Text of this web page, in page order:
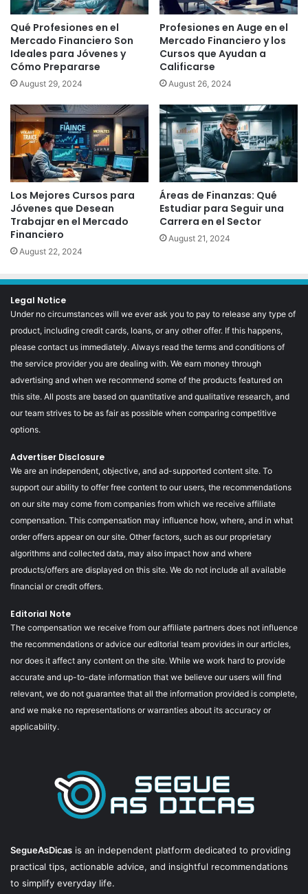
Qué Profesiones en el
Mercado Financiero Son
Ideales para Jóvenes y
Cómo Prepararse
August 29, 2024
Profesiones en Auge en el
Mercado Financiero y los
Cursos que Ayudan a
Calificarse
August 26, 2024
Los Mejores Cursos para
Jóvenes que Desean
Trabajar en el Mercado
Financiero
August 22, 2024
Áreas de Finanzas: Qué
Estudiar para Seguir una
Carrera en el Sector
August 21, 2024
Legal Notice
Under no circumstances will we ever ask you to pay to release any type of
product, including credit cards, loans, or any other offer. If this happens,
please contact us immediately. Always read the terms and conditions of
the service provider you are dealing with. We earn money through
advertising and when we recommend some of the products featured on
this site. All posts are based on quantitative and qualitative research, and
our team strives to be as fair as possible when comparing competitive
options.
Advertiser Disclosure
We are an independent, objective, and ad-supported content site. To
support our ability to offer free content to our users, the recommendations
on our site may come from companies from which we receive affiliate
compensation. This compensation may influence how, where, and in what
order offers appear on our site. Other factors, such as our proprietary
algorithms and collected data, may also impact how and where
products/offers are displayed on this site. We do not include all available
financial or credit offers.
Editorial Note
The compensation we receive from our affiliate partners does not influence
the recommendations or advice our editorial team provides in our articles,
nor does it affect any content on the site. While we work hard to provide
accurate and up-to-date information that we believe our users will find
relevant, we do not guarantee that all the information provided is complete,
and we make no representations or warranties about its accuracy or
applicability.
SegueAsDicas is an independent platform dedicated to providing
practical tips, actionable advice, and insightful recommendations
to simplify everyday life.